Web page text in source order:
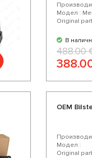
Модел :
Original
В
488.00
OEM
Модел :
Original